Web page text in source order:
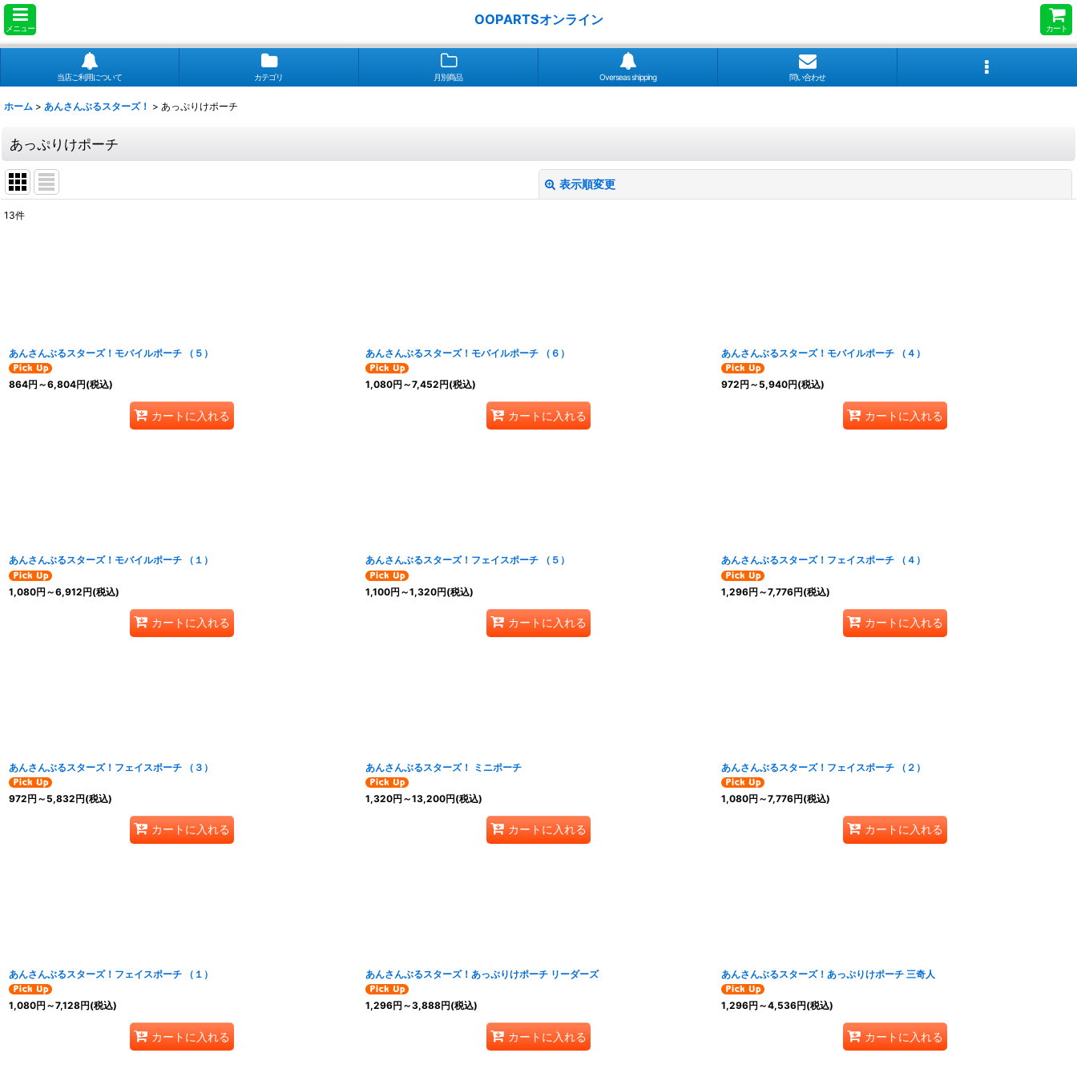
メニュー
OOPARTSオンライン
カート
当店ご利用について カテゴリ 月別商品 Overseas shipping 問い合わせ
ホーム > あんさんぶるスターズ！ > あっぷりけポーチ
あっぷりけポーチ
表示順変更
13件
あんさんぶるスターズ！モバイルポーチ （５）
864円 ～6,804円(税込)
カートに入れる
あんさんぶるスターズ！モバイルポーチ （６）
1,080円 ～7,452円(税込)
カートに入れる
あんさんぶるスターズ！モバイルポーチ （４）
972円 ～5,940円(税込)
カートに入れる
あんさんぶるスターズ！モバイルポーチ （１）
1,080円 ～6,912円(税込)
カートに入れる
あんさんぶるスターズ！フェイスポーチ （５）
1,100円 ～1,320円(税込)
カートに入れる
あんさんぶるスターズ！フェイスポーチ （４）
1,296円 ～7,776円(税込)
カートに入れる
あんさんぶるスターズ！フェイスポーチ （３）
972円 ～5,832円(税込)
カートに入れる
あんさんぶるスターズ！ ミニポーチ
1,320円 ～13,200円(税込)
カートに入れる
あんさんぶるスターズ！フェイスポーチ （２）
1,080円 ～7,776円(税込)
カートに入れる
あんさんぶるスターズ！フェイスポーチ （１）
1,080円 ～7,128円(税込)
カートに入れる
あんさんぶるスターズ！あっぷりけポーチ リーダーズ
1,296円 ～3,888円(税込)
カートに入れる
あんさんぶるスターズ！あっぷりけポーチ 三奇人
1,296円 ～4,536円(税込)
カートに入れる